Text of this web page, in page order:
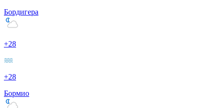
Бордигера
+28
+28
Бормио